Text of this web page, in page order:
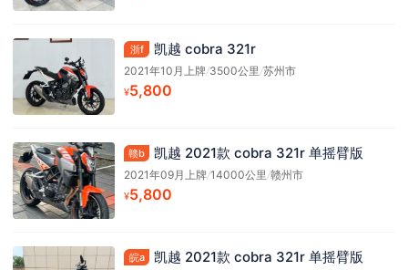
浙f 凯越 cobra 321r
2021年10月上牌/3500公里 /苏州市
¥5,800
赣b 凯越 2021款 cobra 321r 单摇臂版
2021年09月上牌/14000公里 /赣州市
¥5,800
皖a 凯越 2021款 cobra 321r 单摇臂版